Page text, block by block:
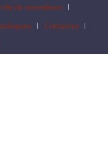
de revendeurs
Contactez